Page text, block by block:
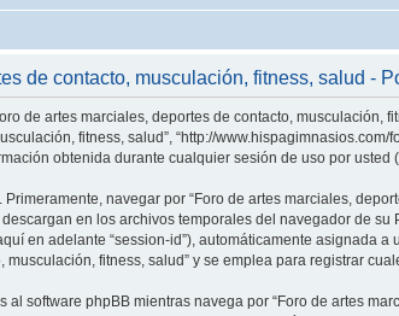
de contacto, musculación, fitness, salud -
de artes marciales, deportes de contacto, musculación,
fitness, salud”, “http://www.hispagimnasios.com/
obtenida durante cualquier sesión de uso por usted
navegar por “Foro de artes marciales,
en los archivos temporales del navegador de
en adelante “session-id”), automáticamente asignada
musculación, fitness, salud” y se emplea para registrar
al software phpBB mientras navega por “Foro de artes